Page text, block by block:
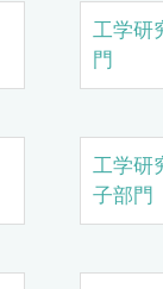
工学研
門
工学研
子部門